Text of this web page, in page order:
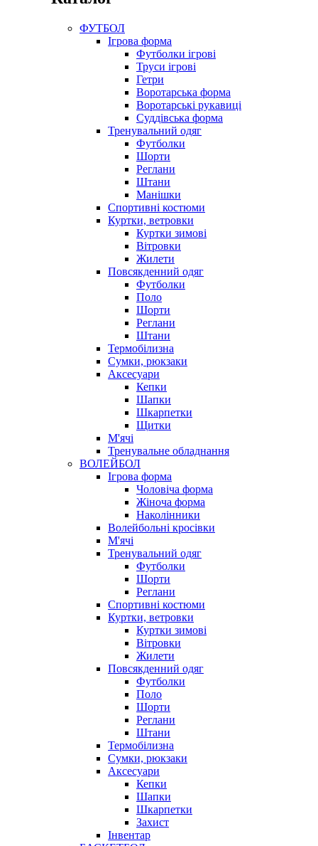
ФУТБОЛ
Ігрова форма
Футболки ігрові
Труси ігрові
Гетри
Воротарська форма
Воротарські рукавиці
Суддівська форма
Тренувальний одяг
Футболки
Шорти
Реглани
Штани
Манішки
Спортивні костюми
Куртки, ветровки
Куртки зимові
Вітровки
Жилети
Повсякденний одяг
Футболки
Поло
Шорти
Реглани
Штани
Термобілизна
Сумки, рюкзаки
Аксесуари
Кепки
Шапки
Шкарпетки
Щитки
М'ячі
Тренувальне обладнання
ВОЛЕЙБОЛ
Ігрова форма
Чоловіча форма
Жіноча форма
Наколінники
Волейбольні кросівки
М'ячі
Тренувальний одяг
Футболки
Шорти
Реглани
Спортивні костюми
Куртки, ветровки
Куртки зимові
Вітровки
Жилети
Повсякденний одяг
Футболки
Поло
Шорти
Реглани
Штани
Термобілизна
Сумки, рюкзаки
Аксесуари
Кепки
Шапки
Шкарпетки
Захист
Інвентар